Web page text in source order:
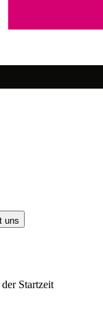
uns
Startzeit